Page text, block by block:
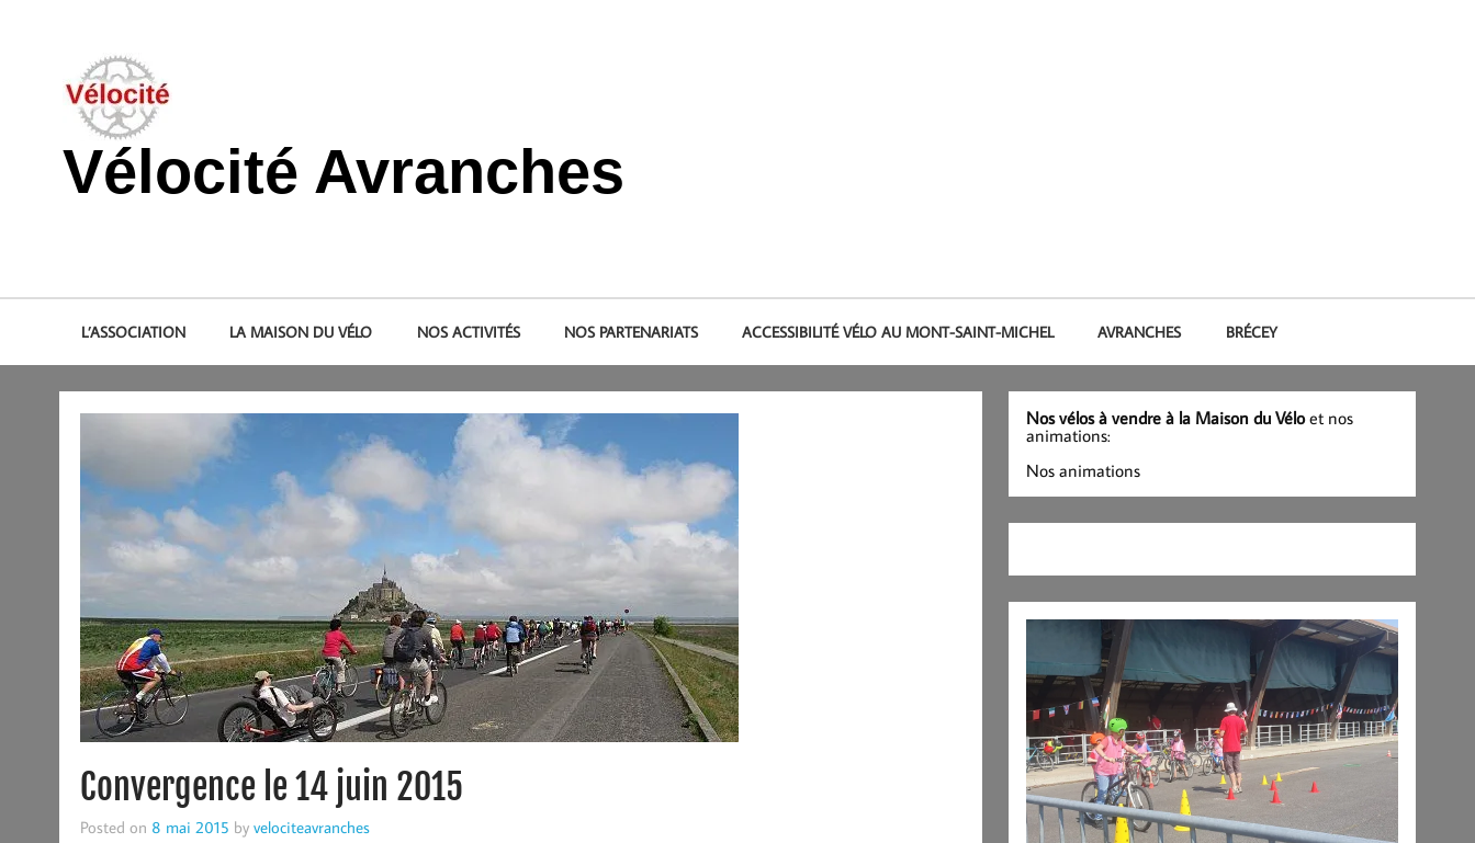
Vélocité Avranches
L’ASSOCIATION LA MAISON DU VÉLO NOS ACTIVITÉS NOS PARTENARIATS ACCESSIBILITÉ VÉLO AU MONT-SAINT-MICHEL AVRANCHES BRÉCEY
Convergence le 14 juin 2015
Posted on 8 mai 2015 by velociteavranches
Nos vélos à vendre à la Maison du Véloet nos
animations:
Nos animations